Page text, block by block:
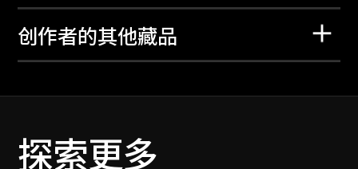
创作者的其他藏品
探索更多